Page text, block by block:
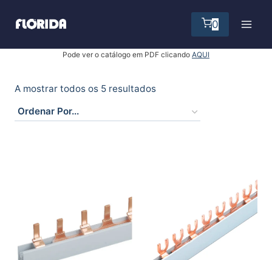
0
Pode ver o catálogo em PDF clicando AQUI
A mostrar todos os 5 resultados